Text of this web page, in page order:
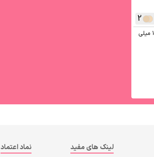
2
کانسیلر دور چشم پریم ۱۵ میلی
لینک های مفید نماد اعتماد